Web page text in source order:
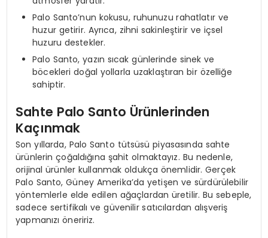
Palo Santo’nun kokusu, ruhunuzu rahatlatır ve
huzur getirir. Ayrıca, zihni sakinleştirir ve içsel
huzuru destekler.
Palo Santo, yazın sıcak günlerinde sinek ve
böcekleri doğal yollarla uzaklaştıran bir özelliğe
sahiptir.
Sahte Palo Santo Ürünlerinden
Kaçınmak
Son yıllarda, Palo Santo tütsüsü piyasasında sahte
ürünlerin çoğaldığına şahit olmaktayız. Bu nedenle,
orijinal ürünler kullanmak oldukça önemlidir. Gerçek
Palo Santo, Güney Amerika’da yetişen ve sürdürülebilir
yöntemlerle elde edilen ağaçlardan üretilir. Bu sebeple,
sadece sertifikalı ve güvenilir satıcılardan alışveriş
yapmanızı öneririz.